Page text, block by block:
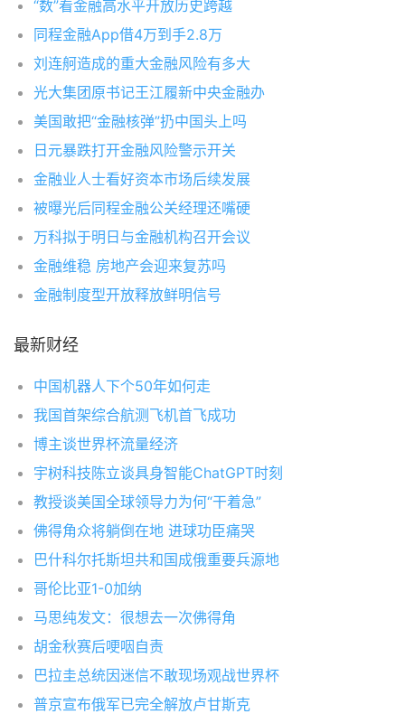
“数”看金融高水平开放历史跨越
同程金融App借4万到手2.8万
刘连舸造成的重大金融风险有多大
光大集团原书记王江履新中央金融办
美国敢把“金融核弹”扔中国头上吗
日元暴跌打开金融风险警示开关
金融业人士看好资本市场后续发展
被曝光后同程金融公关经理还嘴硬
万科拟于明日与金融机构召开会议
金融维稳 房地产会迎来复苏吗
金融制度型开放释放鲜明信号
最新财经
中国机器人下个50年如何走
我国首架综合航测飞机首飞成功
博主谈世界杯流量经济
宇树科技陈立谈具身智能ChatGPT时刻
教授谈美国全球领导力为何“干着急”
佛得角众将躺倒在地 进球功臣痛哭
巴什科尔托斯坦共和国成俄重要兵源地
哥伦比亚1-0加纳
马思纯发文：很想去一次佛得角
胡金秋赛后哽咽自责
巴拉圭总统因迷信不敢现场观战世界杯
普京宣布俄军已完全解放卢甘斯克